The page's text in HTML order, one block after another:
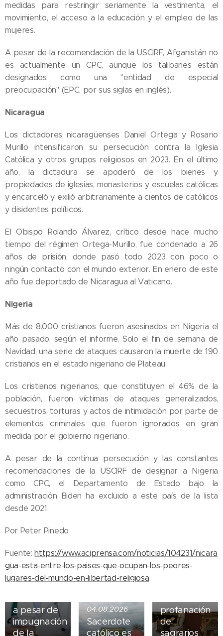
medidas para restringir seriamente la vestimenta, el
movimiento, el acceso a la educación y el empleo de las
mujeres.
A pesar de la recomendación de la USCIRF, Afganistán no
es actualmente un CPC, aunque los talibanes están
designados como una "entidad de especial
preocupación" (EPC, por sus siglas en inglés).
Nicaragua
Los dictadores nicaragüenses Daniel Ortega y Rosario
Murillo intensificaron su persecución contra la Iglesia
Católica y otros grupos religiosos en 2023. En el último
año, la dictadura se apoderó de los bienes y
propiedades de iglesias, monasterios y escuelas católicas
y encarceló y exilió arbitrariamente a cientos de católicos
y disidentes políticos.
El Obispo Rolando Álvarez, crítico desde hace mucho
tiempo del régimen Ortega-Murillo, fue condenado a 26
años de prisión, donde pasó todo 2023 con poco o
ningún contacto con el mundo exterior. En enero de este
año fue deportado de Nicaragua al Vaticano.
Nigeria
Más de 8.000 cristianos fueron asesinados en Nigeria el
año pasado, según el informe. Solo el fin de semana de
Navidad, una serie de ataques causaron la muerte de 190
cristianos en el estado nigeriano de Plateau.
Los cristianos nigerianos, que constituyen el 46% de la
población, fueron víctimas de ataques generalizados,
secuestros, torturas y actos de intimidación por parte de
elementos criminales que fueron ignorados en gran
medida por el gobierno nigeriano.
A pesar de la continua persecución y las constantes
recomendaciones de la USCIRF de designar a Nigeria
como CPC, el Departamento de Estado bajo la
administración Biden ha excluido a este país de la lista
desde 2021.
Por Peter Pinedo
Fuente: https://www.aciprensa.com/noticias/104231/nicara
gua-esta-entre-los-paises-que-ocupan-los-peores-
lugares-del-mundo-en-libertad-religiosa
05.08.2026
suicidio
asistido
entra en
a pesar de
impugnación
de la
04.08.2026
Sacerdote
católico es
04.08.2026
profanación
de
sagrarios